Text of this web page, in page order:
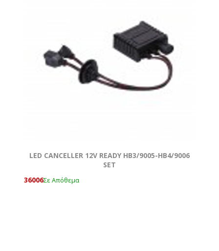
LED CANCELLER 12V READY HΒ3/9005-ΗΒ4/9006
SET
36006Σε Απόθεμα